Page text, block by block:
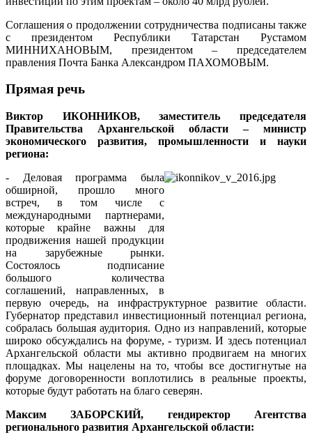
Соглашения о продолжении сотрудничества подписаны также
с президентом Республики Татарстан Рустамом
МИННИХАНОВЫМ, президентом – председателем
правления Почта Банка Александром ПАХОМОВЫМ.
Прямая речь
Виктор ИКОННИКОВ, заместитель председателя
Правительства Архангельской области – министр
экономического развития, промышленности и науки
региона:
- Деловая программа была
обширной, прошло много
встреч, в том числе с
международными партнерами,
которые крайне важны для
продвижения нашей продукции
на зарубежные рынки.
Состоялось подписание
большого количества
соглашений, направленных, в
первую очередь, на инфраструктурное развитие области.
Губернатор представил инвестиционный потенциал региона,
собралась большая аудитория. Одно из направлений, которые
широко обсуждались на форуме, - туризм. И здесь потенциал
Архангельской области мы активно продвигаем на многих
площадках. Мы нацелены на то, чтобы все достигнутые на
форуме договоренности воплотились в реальные проекты,
которые будут работать на благо северян.
Максим ЗАБОРСКИЙ, гендиректор Агентства
регионального развития Архангельской области: